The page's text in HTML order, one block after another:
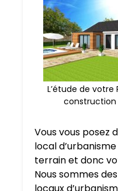
L’étude de votre
construction
Vous vous posez
local
terrain et donc
Nous sommes